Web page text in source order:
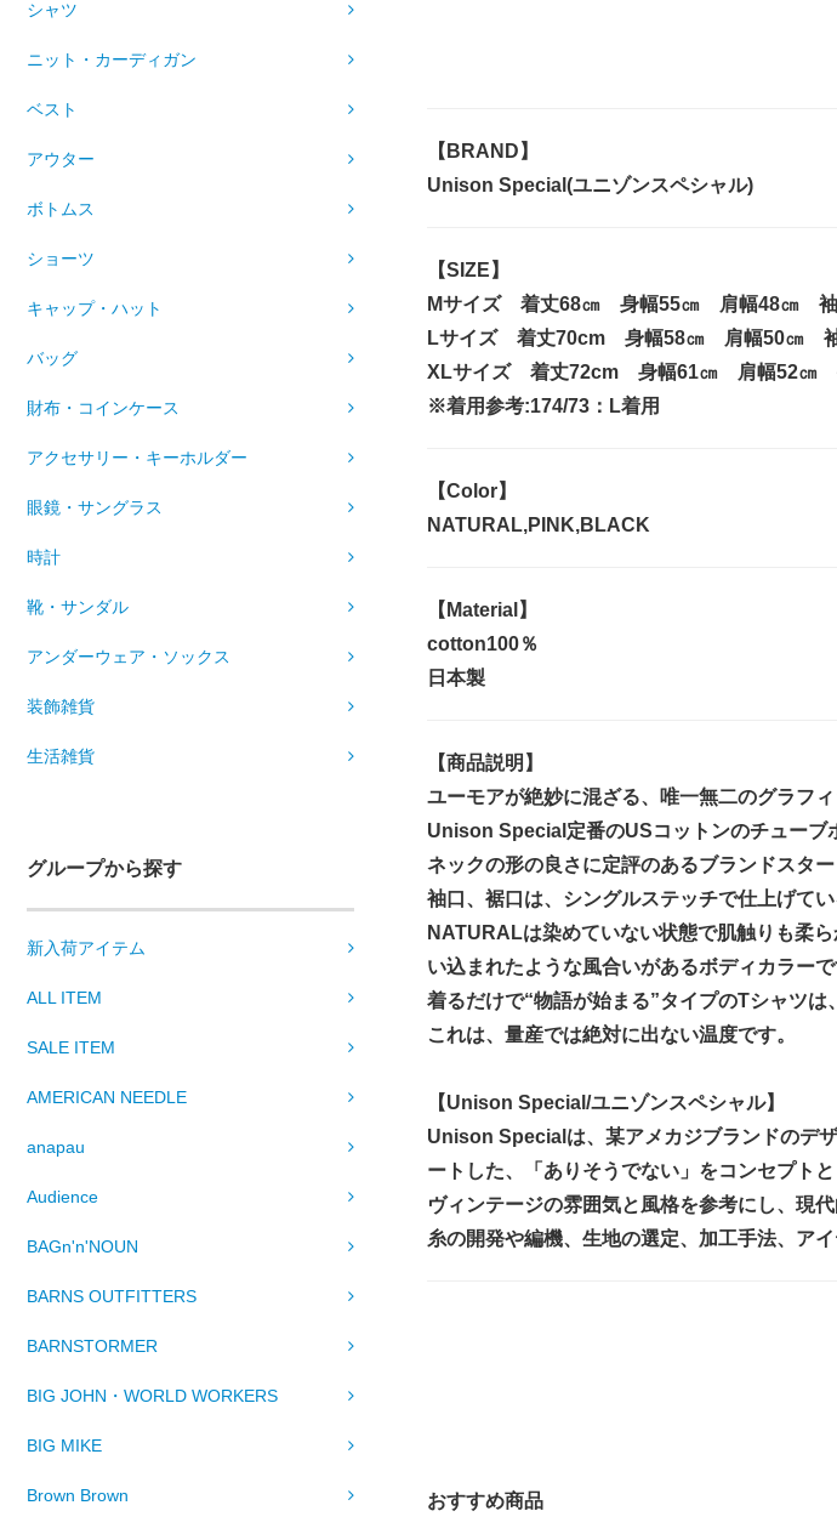
シャツ
ニット・カーディガン
ベスト
アウター
ボトムス
ショーツ
キャップ・ハット
バッグ
財布・コインケース
アクセサリー・キーホルダー
眼鏡・サングラス
時計
靴・サンダル
アンダーウェア・ソックス
装飾雑貨
生活雑貨
グループから探す
新入荷アイテム
ALL ITEM
SALE ITEM
AMERICAN NEEDLE
anapau
Audience
BAGn'n'NOUN
BARNS OUTFITTERS
BARNSTORMER
BIG JOHN・WORLD WORKERS
BIG MIKE
Brown Brown
【BRAND】
Unison Special(ユニゾンスペシャル)
【SIZE】
Mサイズ 着丈68㎝ 身幅55㎝ 肩幅48㎝ 袖
Lサイズ 着丈70cm 身幅58㎝ 肩幅50㎝
XLサイズ 着丈72cm 身幅61㎝ 肩幅52㎝
※着用参考:174/73：L着用
【Color】
NATURAL,PINK,BLACK
【Material】
cotton100％
日本製
【商品説明】
ユーモアが絶妙に混ざる、唯一無二のグラフ
Unison Special定番のUSコットンのチューブ
ネックの形の良さに定評のあるブランドスタ
袖口、裾口は、シングルステッチで仕上げて
NATURALは染めていない状態で肌触りも柔
い込まれたような風合いがあるボディカラーで
着るだけで“物語が始まる”タイプのTシャツは
これは、量産では絶対に出ない温度です。
【Unison Special/ユニゾンスペシャル】
Unison Specialは、某アメカジブランドのデ
ートした、「ありそうでない」をコンセプト
ヴィンテージの雰囲気と風格を参考にし、現
糸の開発や編機、生地の選定、加工手法、ア
おすすめ商品